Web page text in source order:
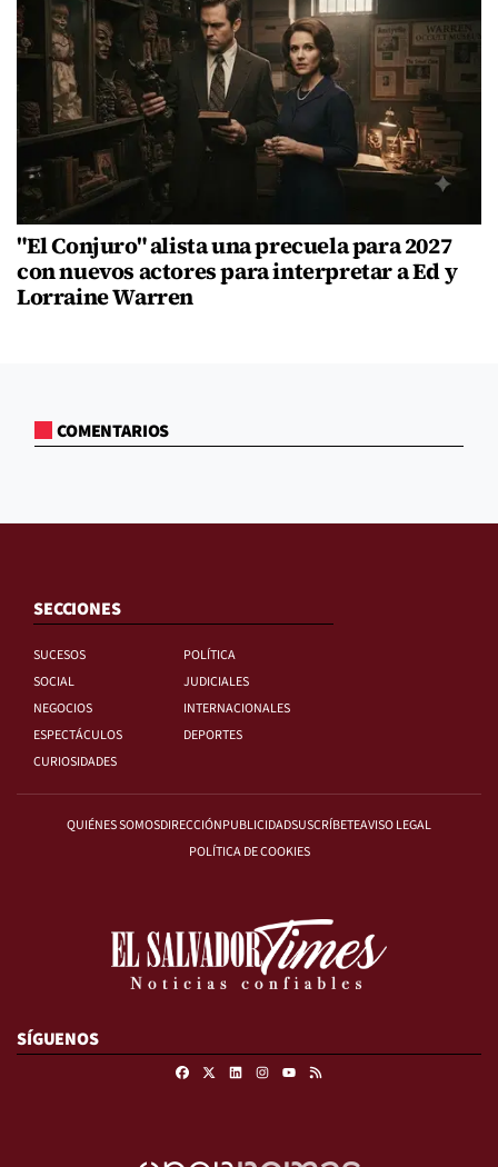
"El Conjuro" alista una precuela para 2027
con nuevos actores para interpretar a Ed y
Lorraine Warren
COMENTARIOS
SECCIONES
SUCESOS
POLÍTICA
SOCIAL
JUDICIALES
NEGOCIOS
INTERNACIONALES
ESPECTÁCULOS
DEPORTES
CURIOSIDADES
QUIÉNES SOMOSDIRECCIÓNPUBLICIDADSUSCRÍBETEAVISO LEGAL
POLÍTICA DE COOKIES
SÍGUENOS
FacebookLinkedinInstagram